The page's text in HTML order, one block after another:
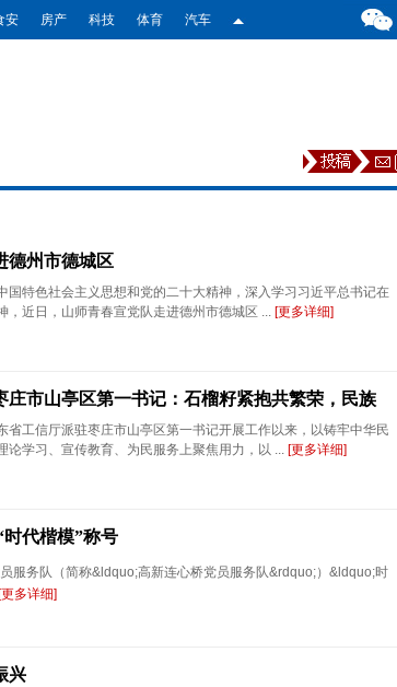
安 房产 科技 体育 汽车
德州市德城区
国特色社会主义思想和党的二十大精神，深入学习习近平总书记在
，近日，山师青春宣党队走进德州市德城区 ... [更多详细]
庄市山亭区第一书记：石榴籽紧抱共繁荣，民族
省工信厅派驻枣庄市山亭区第一书记开展工作以来，以铸牢中华民
论学习、宣传教育、为民服务上聚焦用力，以 ... [更多详细]
代楷模”称号
服务队（简称&ldquo;高新连心桥党员服务队&rdquo;）&ldquo;时
[更多详细]
兴